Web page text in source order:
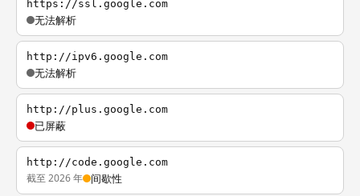
https://ssl.google.com
无法解析
http://ipv6.google.com
无法解析
http://plus.google.com
已屏蔽
http://code.google.com
截至 2026 年 间歇性